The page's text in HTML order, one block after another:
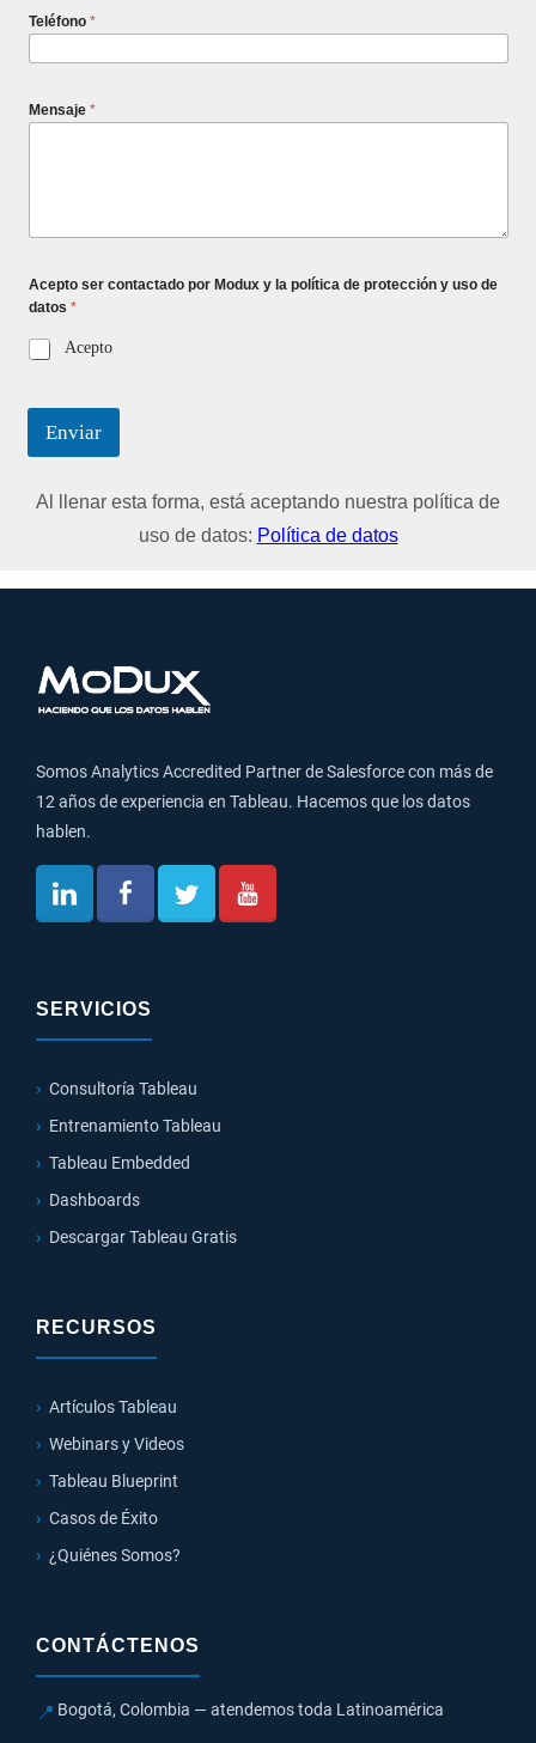
Teléfono *
Mensaje *
Acepto ser contactado por Modux y la política de protección y uso de
datos *
Acepto
Enviar
Al llenar esta forma, está aceptando nuestra política de
uso de datos: Política de datos
Somos Analytics Accredited Partner de Salesforce con más de
12 años de experiencia en Tableau. Hacemos que los datos
hablen.
SERVICIOS
Consultoría Tableau
Entrenamiento Tableau
Tableau Embedded
Dashboards
Descargar Tableau Gratis
RECURSOS
Artículos Tableau
Webinars y Videos
Tableau Blueprint
Casos de Éxito
¿Quiénes Somos?
CONTÁCTENOS
📍 Bogotá, Colombia — atendemos toda Latinoamérica